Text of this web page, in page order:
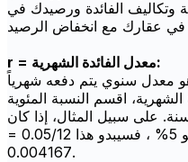
وتكاليف الفائدة ورصيدك في
r = معدل الفائدة الشهرية:
معدل سنوي يتم دفعه شهرياً
اقسم النسبة المئوية
على سبيل المثال، إذا كان
معدل الفائدة السنوي الخاص بك هو 5% ، فسيبدو هذا 0.05/12 =
0.004167.